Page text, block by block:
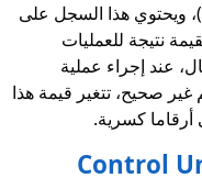
هذا السجل على
نتيجة للعمليات
عند إجراء عملية
غير صحيح، تتغير قيمة هذا
كسرية.